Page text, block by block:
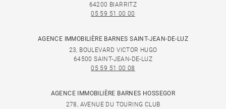
64200 BIARRITZ
05 59 51 00 00
AGENCE IMMOBILIÈRE BARNES SAINT-JEAN-DE-LUZ
23, BOULEVARD VICTOR HUGO
64500 SAINT-JEAN-DE-LUZ
05 59 51 00 08
AGENCE IMMOBILIÈRE BARNES HOSSEGOR
278, AVENUE DU TOURING CLUB